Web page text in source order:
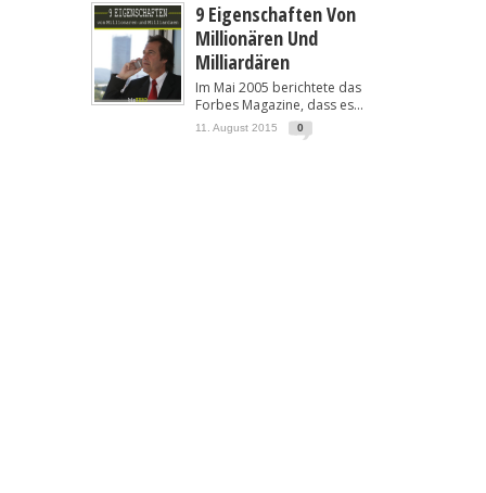
9 Eigenschaften Von
Millionären Und
Milliardären
Im Mai 2005 berichtete das
Forbes Magazine, dass es...
11. August 2015 0